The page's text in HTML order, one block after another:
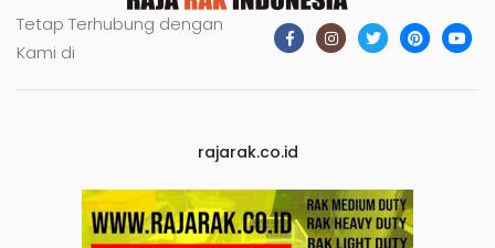
Tetap Terhubung dengan
Kami di
rajarak.co.id